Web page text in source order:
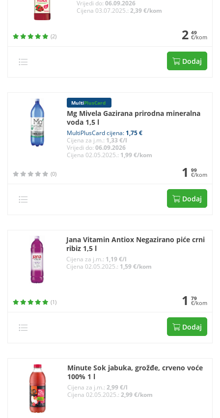
Vrijedi do: 06.09.2026
Cijena 03.07.2025.: 2,39 €/kom
(2) 2 49
€/kom
Dodaj
MultiPlusCard
Mg Mivela Gazirana prirodna mineralna
voda 1,5 l
MultiPlusCard cijena: 1,75 €
Cijena za j.m.: 1,33 €/l
Vrijedi do:06.09.2026
Cijena 02.05.2025.: 1,99 €/kom
(0) 1 99
€/kom
Dodaj
Jana Vitamin Antiox Negazirano piće crni
ribiz 1,5 l
Cijena za j.m.: 1,19 €/l
Cijena 02.05.2025.: 1,59 €/kom
(1) 1 79
€/kom
Dodaj
Minute Sok jabuka, grožđe, crveno voće
100% 1 l
Cijena za j.m.:2,99 €/l
Cijena 02.05.2025.:2,99 €/kom